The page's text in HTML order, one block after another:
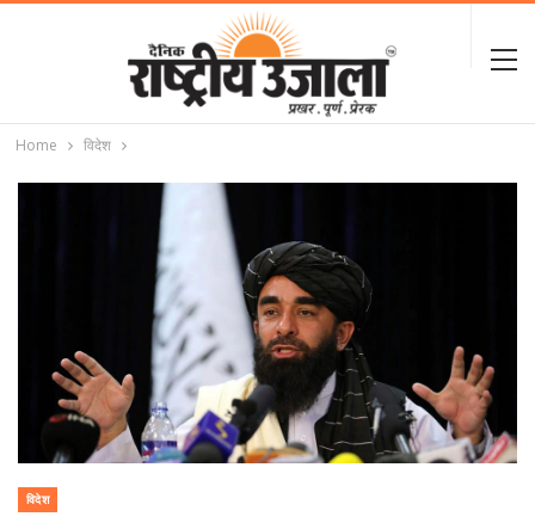
Home विदेश
विदेश